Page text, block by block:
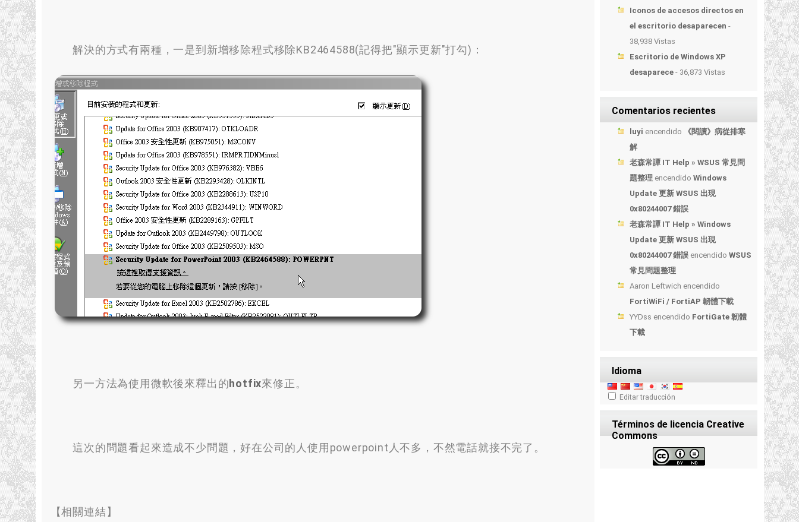
解決的方式有兩種 ， 一是到新增移除程式移除KB2464588(記得把"顯示更新"打勾)：
另一方法為使用微軟後來釋出的hotfix來修正。
這次的問題看起來造成不少問題 ，好在公司的人使用powerpoint人不多 ， 不然電話就接不完了 。
【相關連結】
Iconos de accesos directos en
el escritorio desaparecen -
38,938 Vistas
Escritorio de Windows XP
desaparece - 36,873 Vistas
Comentarios recientes
luyi encendido
《閱讀》病從排寒
解
老森常譚 IT Help » WSUS 常見問
題整理 encendido Windows
Update 更新 WSUS 出現
0x80244007 錯誤
老森常譚 IT Help » Windows
Update 更新 WSUS 出現
0x80244007 錯誤 encendido WSUS
常見問題整理
Aaron Leftwich encendido
FortiWiFi / FortiAP 韌體下載
YYDss encendido FortiGate 韌體
下載
Idioma
Editar traducción
Términos de licencia Creative
Commons